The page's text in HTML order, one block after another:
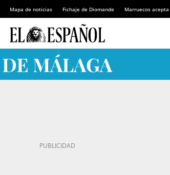
Mapa de noticias Fichaje de Diomande Marruecos